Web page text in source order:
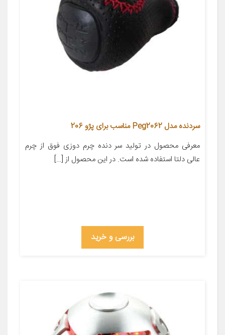
سردنده مدل Peg2062 مناسب برای پژو 206
معرفی محصول در تولید سر دنده چرم دوزی فوق از چرم
عالی دلتا استفاده شده است. در این محصول از […]
بررسی و خرید